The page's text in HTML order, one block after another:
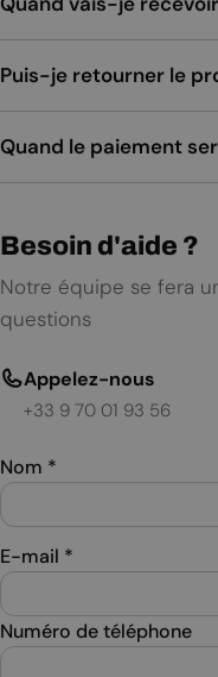
Puis-je retourner le
Quand le paiement
Besoin d'aide ?
Notre équipe se fera
questions
Appelez-nous
+33 9 70 01 93 56
Nom *
E-mail *
Numéro de téléphone